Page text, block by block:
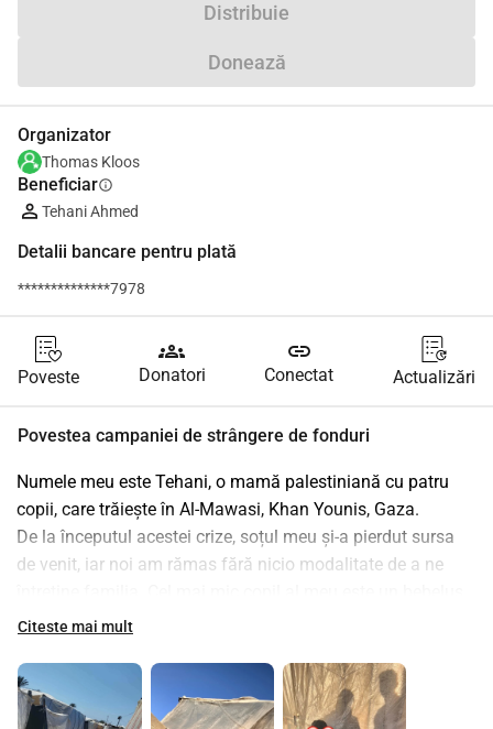
Distribuie
Donează
Organizator
Thomas Kloos
Beneficiarinfo
Tehani Ahmed
Detalii bancare pentru plată
**************7978
Poveste
groups
Donatori
link
Conectat Actualizări
Povestea campaniei de strângere de fonduri
Numele meu este Tehani, o mamă palestiniană cu patru
copii, care trăiește în Al-Mawasi, Khan Younis, Gaza.
De la începutul acestei crize, soțul meu și-a pierdut sursa
de venit, iar noi am rămas fără nicio modalitate de a ne
care are nevoie de lapte și scutece în fiecare zi, dar prețurile
nevoile de bază.
Situația noastră de trai devine din ce în ce mai dificilă cu
Citeste mai mult